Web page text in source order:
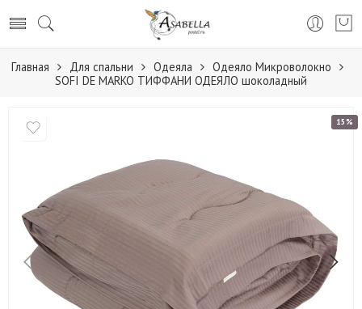
Главная Для спальни Одеяла
Одеяло Микроволокно
SOFI DE MARKO ТИФФАНИ ОДЕЯЛО шоколадный
15%